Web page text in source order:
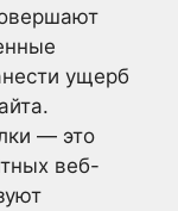
ущерб
— это
веб-